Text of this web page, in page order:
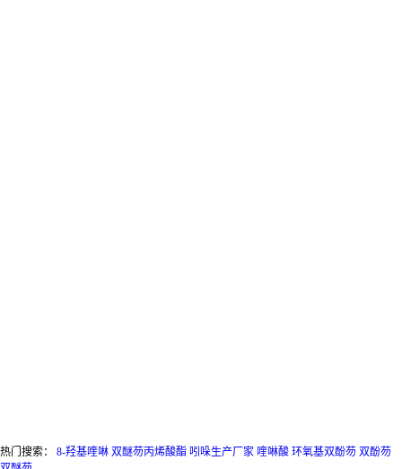
热门搜索： 8-羟基喹啉 双醚芴丙烯酸酯 吲哚生产厂家 喹啉酸 环氧基双酚芴 双酚芴